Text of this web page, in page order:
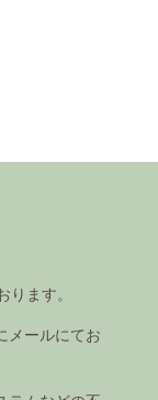
ます。
メールにてお